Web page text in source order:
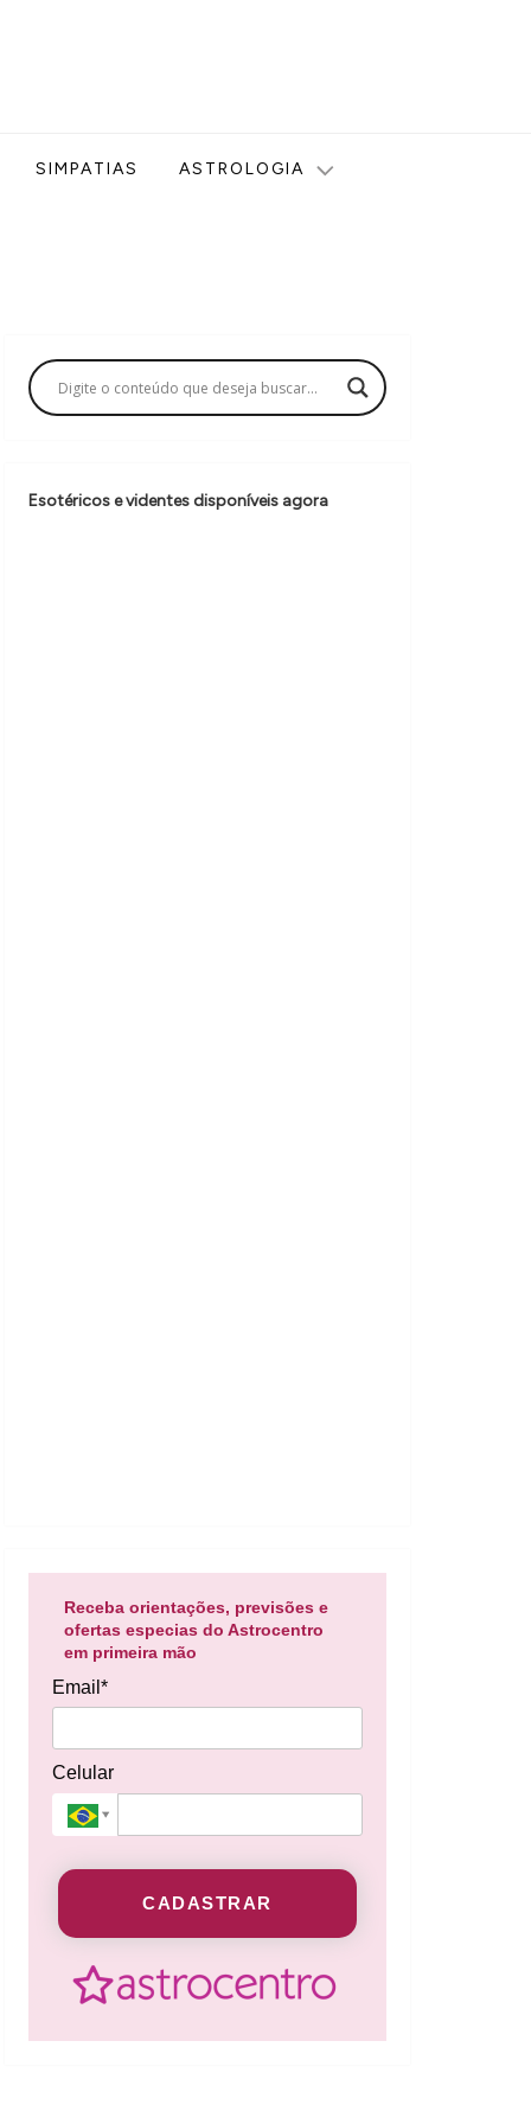
SIMPATIAS ASTROLOGIA
Esotéricos e videntes disponíveis agora
Receba orientações, previsões e
ofertas especias do Astrocentro
em primeira mão
Email*
Celular
CADASTRAR